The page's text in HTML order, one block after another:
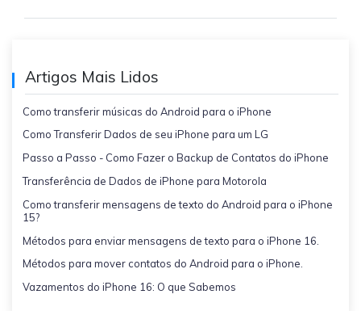
Artigos Mais Lidos
Como transferir músicas do Android para o iPhone
Como Transferir Dados de seu iPhone para um LG
Passo a Passo - Como Fazer o Backup de Contatos do iPhone
Transferência de Dados de iPhone para Motorola
Como transferir mensagens de texto do Android para o iPhone
15?
Métodos para enviar mensagens de texto para o iPhone 16.
Métodos para mover contatos do Android para o iPhone.
Vazamentos do iPhone 16: O que Sabemos